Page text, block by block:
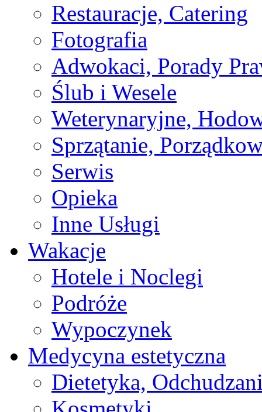
Restauracje, Catering
Fotografia
Adwokaci, Porady
Ślub i Wesele
Weterynaryjne,
Sprzątanie,
Serwis
Opieka
Inne Usługi
Wakacje
Hotele i Noclegi
Podróże
Wypoczynek
Medycyna estetyczna
Dietetyka,